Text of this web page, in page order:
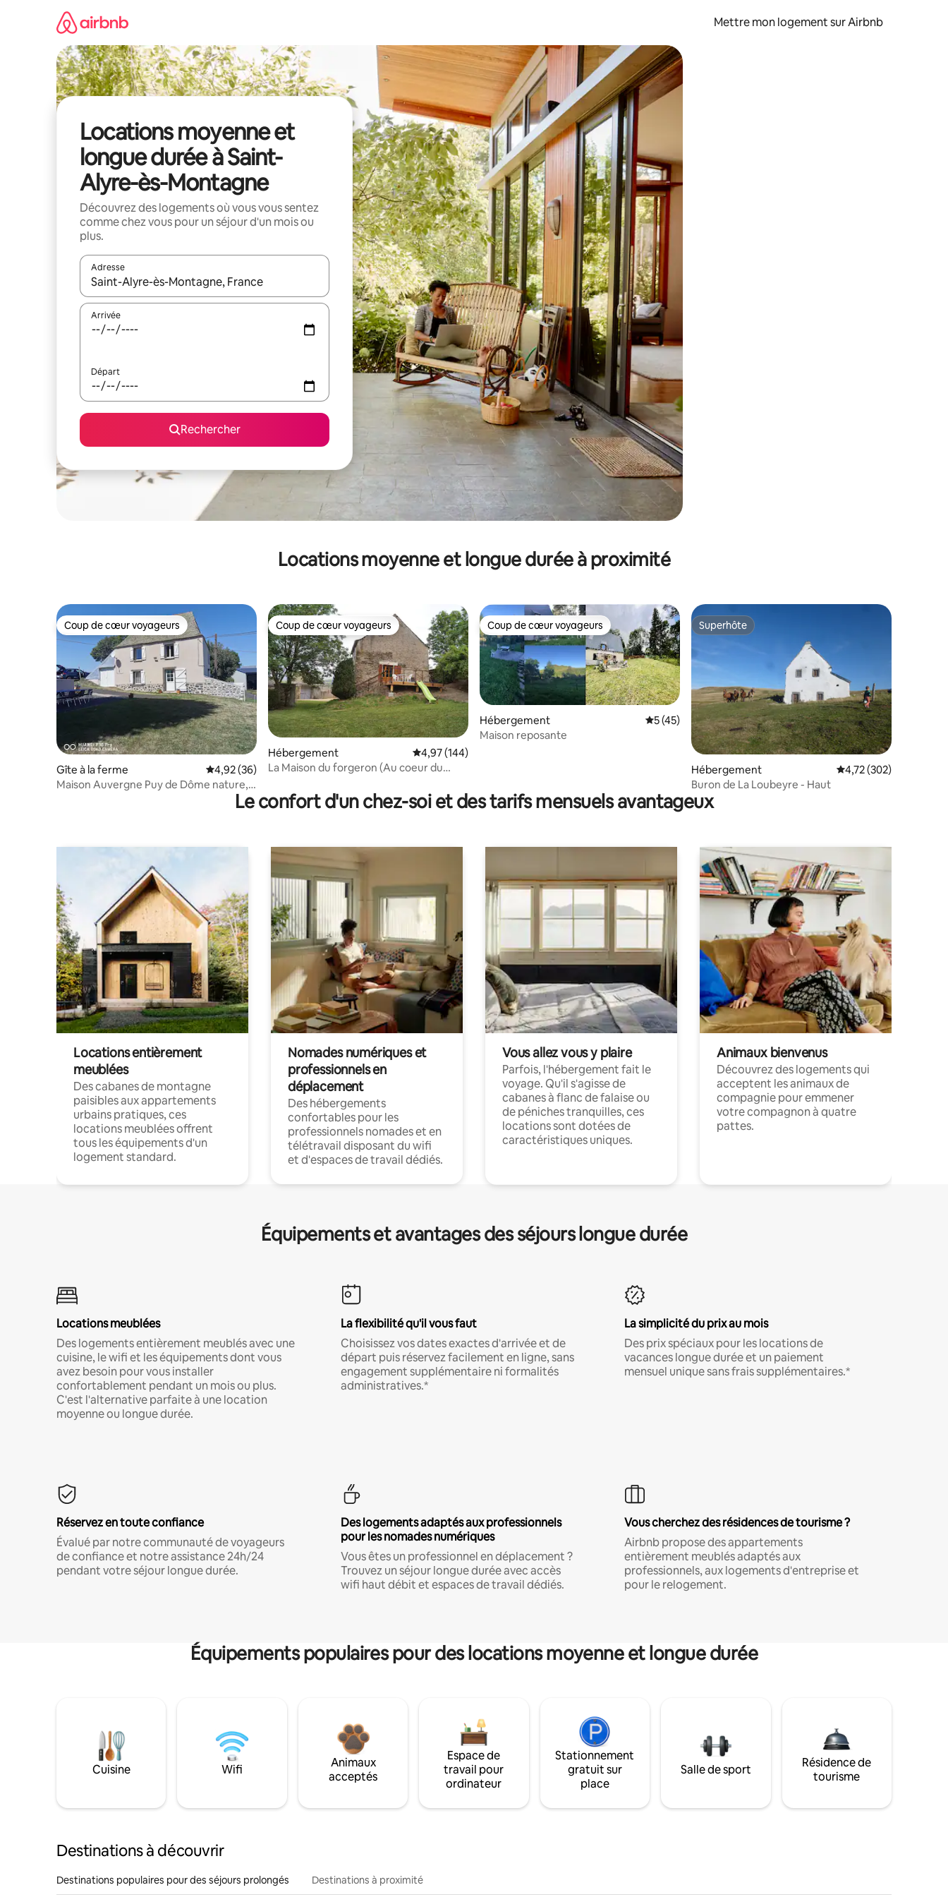
Mettre mon logement sur Airbnb
Locations moyenne et
longue durée à Saint-
Alyre-ès-Montagne
Découvrez des logements où vous vous sentez
comme chez vous pour un séjour d'un mois ou
plus.
Adresse
Lorsque les résultats s'affichent, utilisez les flèches vers le haut et vers le bas pour les parcourir ou en appuyant et en faisant glisser.
Arrivée
Départ
Rechercher
Locations moyenne et longue durée à proximité
Coup de cœur voyageurs
Coup de cœur voyageurs
Gîte à la ferme Évaluation moyenne sur la base de 36 commentaires : 4,92 sur 5
4,92 (36)
Maison Auvergne Puy de Dôme nature,
Coup de cœur voyageurs
Coup de cœur voyageurs
Hébergement Évaluation moyenne sur la base de 144 commentaires : 4,97 sur 5
4,97 (144)
La Maison du forgeron (Au coeur du
Coup de cœur voyageurs
Coup de cœur voyageurs
Hébergement Évaluation moyenne sur la base de 45 commentaires : 5 sur 5
5 (45)
Maison reposante
Superhôte
Superhôte
Hébergement Évaluation moyenne
4,72 (302)
Buron de La Loubeyre - Haut
Le confort d'un chez-soi et des tarifs mensuels avantageux
Locations entièrement
meublées
Des cabanes de montagne
paisibles aux appartements
urbains pratiques, ces
locations meublées offrent
tous les équipements d'un
logement standard.
Nomades numériques et
professionnels en
déplacement
Des hébergements
confortables pour les
professionnels nomades et en
télétravail disposant du wifi
et d'espaces de travail dédiés.
Vous allez vous y plaire
Parfois, l'hébergement fait le
voyage. Qu'il s'agisse de
cabanes à flanc de falaise ou
de péniches tranquilles, ces
locations sont dotées de
caractéristiques uniques.
Animaux bienvenus
Découvrez des logements qui
acceptent les animaux de
compagnie pour emmener
votre compagnon à quatre
pattes.
Équipements et avantages des séjours longue durée
Locations meublées
Des logements entièrement meublés avec une
cuisine, le wifi et les équipements dont vous
avez besoin pour vous installer
confortablement pendant un mois ou plus.
C'est l'alternative parfaite à une location
moyenne ou longue durée.
La flexibilité qu'il vous faut
Choisissez vos dates exactes d'arrivée et de
départ puis réservez facilement en ligne, sans
engagement supplémentaire ni formalités
administratives.*
La simplicité du prix au mois
Des prix spéciaux pour les locations de
vacances longue durée et un paiement
mensuel unique sans frais supplémentaires.*
Réservez en toute confiance
Évalué par notre communauté de voyageurs
de confiance et notre assistance 24h/24
pendant votre séjour longue durée.
Des logements adaptés aux professionnels
pour les nomades numériques
Vous êtes un professionnel en déplacement ?
Trouvez un séjour longue durée avec accès
wifi haut débit et espaces de travail dédiés.
Vous cherchez des résidences de tourisme ?
Airbnb propose des appartements
entièrement meublés adaptés aux
professionnels, aux logements d'entreprise et
pour le relogement.
Équipements populaires pour des locations moyenne et longue durée
Cuisine Wifi
Animaux
acceptés
Espace de
travail pour
ordinateur
Stationnement
gratuit sur
place
Salle de sport
Résidence de
tourisme
Destinations à découvrir
Destinations populaires pour des séjours prolongés Destinations à proximité